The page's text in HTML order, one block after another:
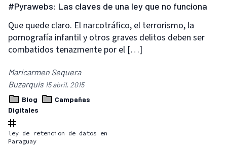
#Pyrawebs: Las claves de una ley que no funciona
Que quede claro. El narcotráfico, el terrorismo, la
pornografía infantil y otros graves delitos deben ser
combatidos tenazmente por el […]
Maricarmen Sequera
Buzarquis 15 abril, 2015
Blog
Campañas
Digitales
ley de retencion de datos en
Paraguay